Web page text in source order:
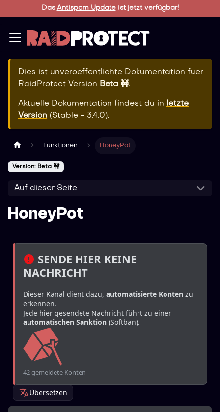
Das Antispam Updateist jetzt verfügbar!
Dies ist unveroeffentlichte Dokumentation fuer
RaidProtect Version Beta 🚧.
Aktuelle Dokumentation findest du in letzte
Version (Stable - 3.4.0).
Funktionen HoneyPot
Version: Beta 🚧
Auf dieser Seite
HoneyPot
SENDE HIER KEINE
NACHRICHT
Dieser Kanal dient dazu, automatisierte Konten zu
erkennen.
automatischen Sanktion (Softban).
42 gemeldete Konten
Übersetzen